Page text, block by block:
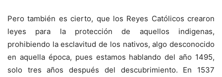
Pero también es cierto, que los Reyes Católicos crearon
leyes para la protección de aquellos indigenas,
prohibiendo la esclavitud de los nativos, algo desconocido
en aquella época, pues estamos hablando del año 1495,
solo tres años después del descubrimiento. En 1537